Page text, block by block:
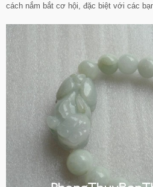
cách nắm bắt cơ hội, đặc biệt với các